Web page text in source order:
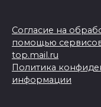
Согласие на
помощью
top.mail.ru
Политика
информации